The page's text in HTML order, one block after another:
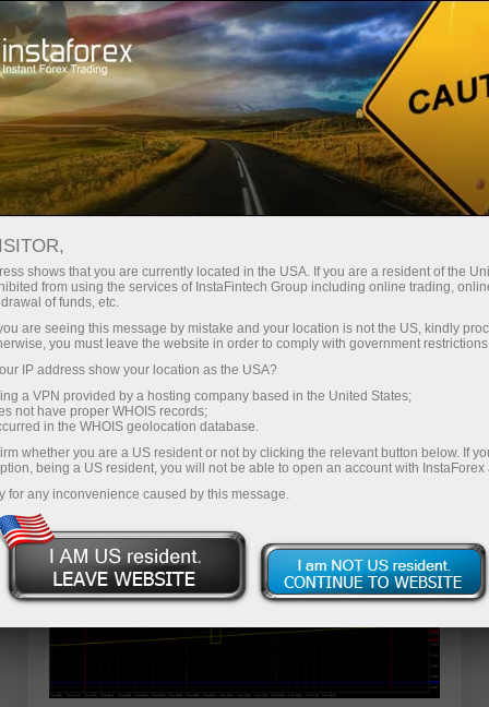
Dành cho Nhà giao dịch
Phân tích Forex
10.04.2026 04:09 AM
Khuyến nghị giao dịch và phân tích cho
GBP/USD ngày 10 tháng 4. Tâm lý bi
quan đã chuyển sang lạc quan
Phân tích GBP/USD khung 5 phút
shows that you are currently located in the USA. If you are a resident of the
from using the services of InstaFintech Group including online trading,
of funds, etc.
are seeing this message by mistake and your location is not the US, kindly
you must leave the website in order to comply with government
IP address show your location as the USA?
a VPN provided by a hosting company based in the United States;
not have proper WHOIS records;
in the WHOIS geolocation database.
whether you are a US resident or not by clicking the relevant button below. If
being a US resident, you will not be able to open an account with InstaForex
for any inconvenience caused by this message.